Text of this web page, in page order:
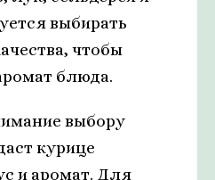
выбирать
чтобы
блюда.
выбору
курице
и аромат. Для